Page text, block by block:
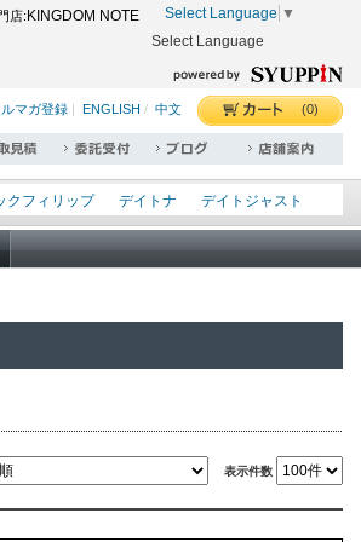
店: KINGDOM NOTE Select Language ▼
Select Language
ルマガ登録 ENGLISH / 中文 (0)
クフィリップ デイトナ
デイトジャスト
スターパーペチュアル
シードゥエラー
表示件数